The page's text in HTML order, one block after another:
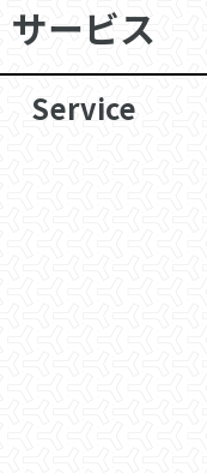
サービス
Service